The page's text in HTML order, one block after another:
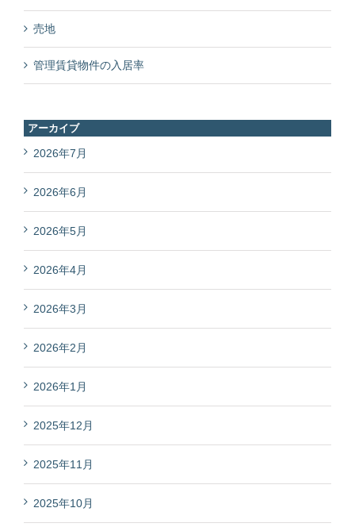
売地
管理賃貸物件の入居率
アーカイブ
2026年7月
2026年6月
2026年5月
2026年4月
2026年3月
2026年2月
2026年1月
2025年12月
2025年11月
2025年10月